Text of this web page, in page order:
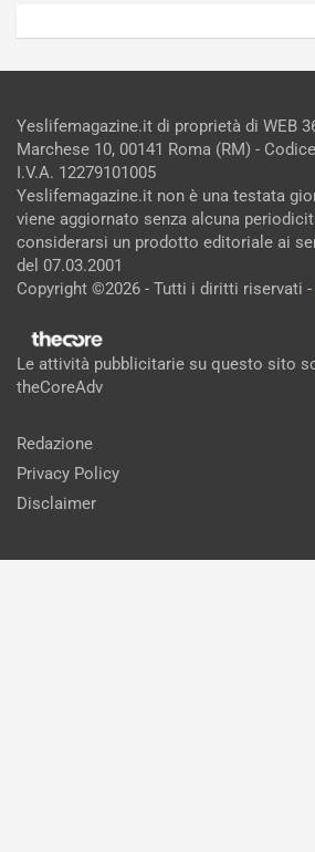
Yeslifemagazine.it di proprietà di WEB
Marchese 10, 00141 Roma (RM) -
I.V.A. 12279101005
Yeslifemagazine.it non è una testata
viene aggiornato senza alcuna
considerarsi un prodotto editoriale ai
del 07.03.2001
Copyright ©2026 - Tutti i diritti riservati -
Le attività pubblicitarie su questo sito
theCoreAdv
Redazione
Privacy Policy
Disclaimer